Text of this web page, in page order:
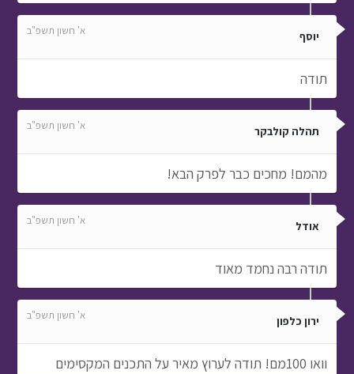
יוסף א' חשון תשפ"ב
תודה
תהלה קולבקר א' חשון תשפ"ב
מהמם! מחכים כבר לפרק הבא!
אודל א' חשון תשפ"ב
תודה רבה נחמד מאוד
ירון כלפון א' חשון תשפ"ב
וואו 100מם! תודה לערוץ מאיר על התכנים המקסימים